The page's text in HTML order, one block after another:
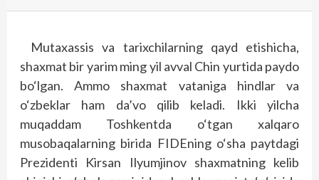
Mutaxassis va tarixchilarning qayd etishicha,
shaxmat bir yarim ming yil avval Chin yurtida paydo
bo‘lgan. Ammo shaxmat vataniga hindlar va
o‘zbeklar ham da’vo qilib keladi. Ikki yilcha
muqaddam Toshkentda o‘tgan xalqaro
musobaqalarning birida FIDEning o‘sha paytdagi
Prezidenti Kirsan Ilyumjinov shaxmatning kelib